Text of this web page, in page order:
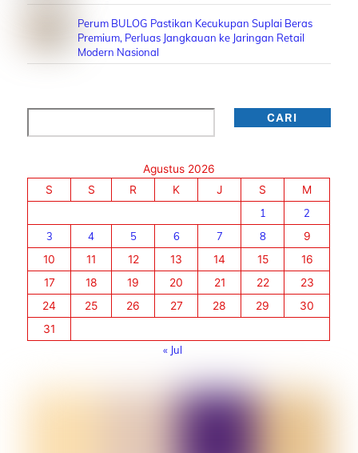
Perum BULOG Pastikan Kecukupan Suplai Beras
Premium, Perluas Jangkauan ke Jaringan Retail
Modern Nasional
CARI
Agustus 2026
S
S R K J S
M
1
2
3
4 5 6 7 8
9
10
11 12 13 14 15
16
17
18 19 20 21 22
23
24
25 26 27 28 29
30
31
« Jul